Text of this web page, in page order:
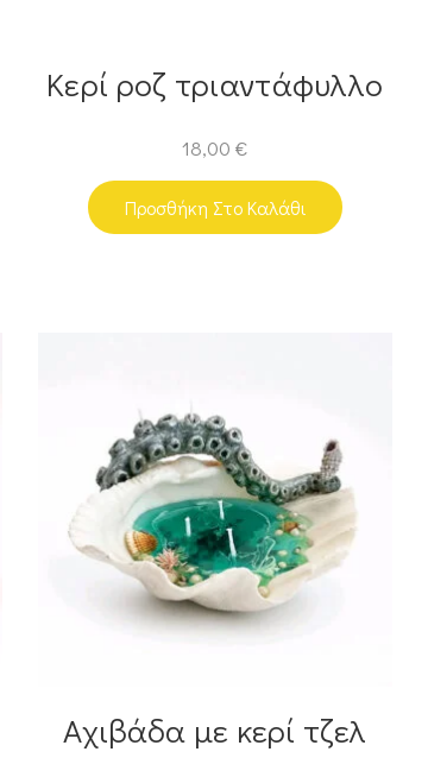
Κερί ροζ τριαντάφυλλο
18,00 €
Προσθήκη Στο Καλάθι
Αχιβάδα με κερί τζελ